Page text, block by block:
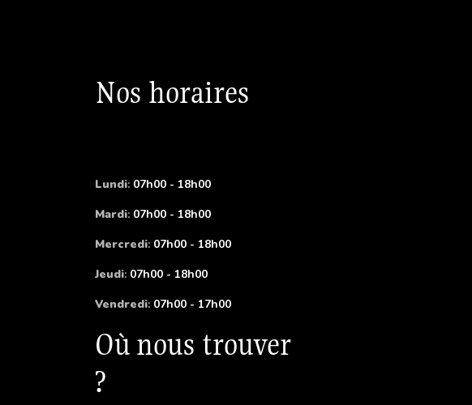
Nos horaires
Lundi: 07h00 - 18h00
Mardi: 07h00 - 18h00
Mercredi: 07h00 - 18h00
Jeudi: 07h00 - 18h00
Vendredi: 07h00 - 17h00
Où nous trouver
?